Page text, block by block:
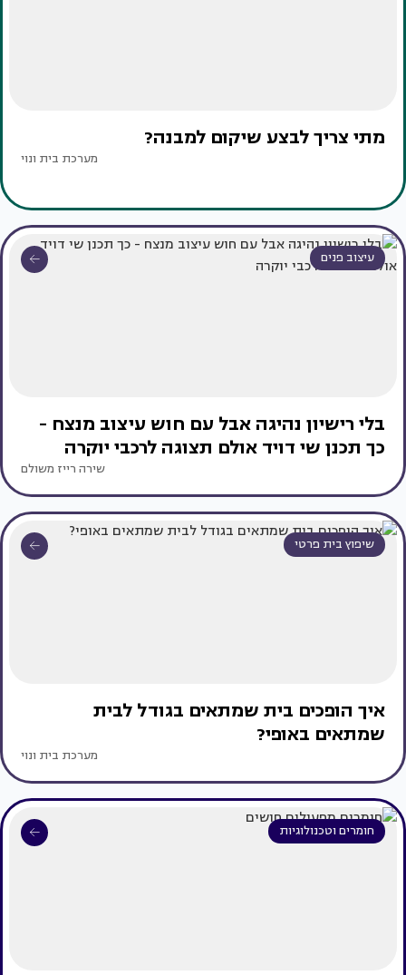
מתי צריך לבצע שיקום למבנה?
מערכת בית ונוי
עיצוב פנים
בלי רישיון נהיגה אבל עם חוש עיצוב מנצח -
כך תכנן שי דויד אולם תצוגה לרכבי יוקרה
שירה רייז משולם
שיפוץ בית פרטי
איך הופכים בית שמתאים בגודל לבית
שמתאים באופי?
מערכת בית ונוי
חומרים וטכנולוגיות